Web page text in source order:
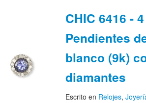
CHIC 6416 -
Pendientes
blanco (9k)
diamantes
Escrito en Relojes,